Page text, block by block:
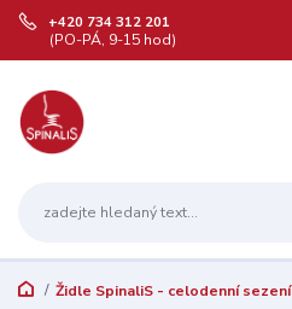
+420 734 312 201
(PO-PÁ, 9-15 hod)
Židle SpinaliS - celodenní sezení